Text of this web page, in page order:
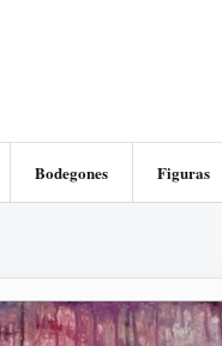
Bodegones Figuras